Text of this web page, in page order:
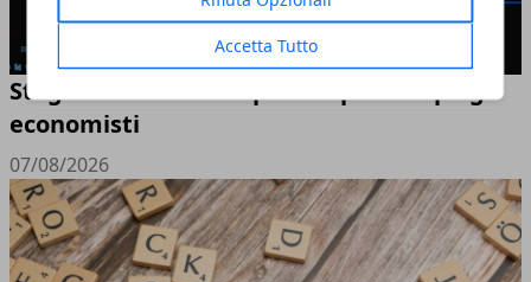
Accetta Tutto
Stagflazione: cos'è e perché preoccupa gli
economisti
07/08/2026